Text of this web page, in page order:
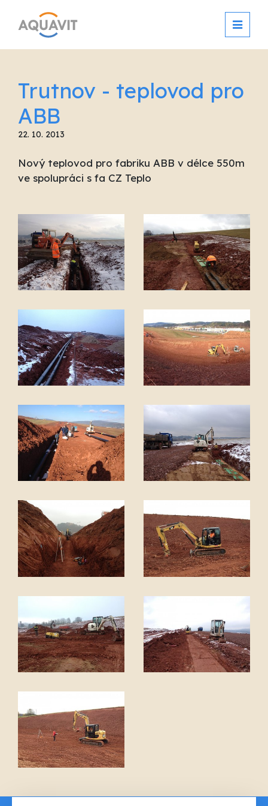
Trutnov - teplovod pro
ABB
22. 10. 2013
Nový teplovod pro fabriku ABB v délce 550m
ve spolupráci s fa CZ Teplo